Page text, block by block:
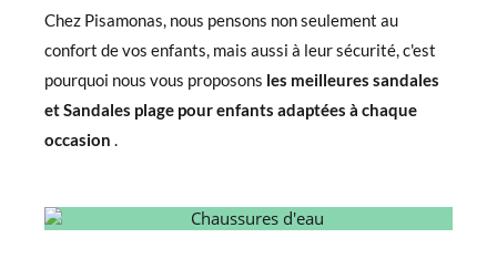
Chez Pisamonas, nous pensons non seulement au
confort de vos enfants, mais aussi à leur sécurité, c'est
pourquoi nous vous proposons les meilleures sandales
et Sandales plage pour enfants adaptées à chaque
occasion .